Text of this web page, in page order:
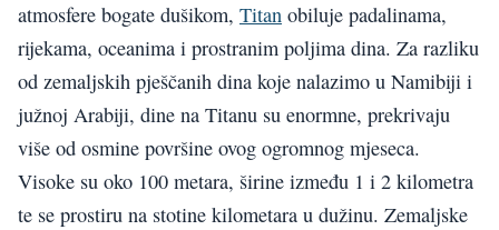
atmosfere bogate dušikom, Titan obiluje padalinama,
rijekama, oceanima i prostranim poljima dina. Za razliku
od zemaljskih pješčanih dina koje nalazimo u Namibiji i
južnoj Arabiji, dine na Titanu su enormne, prekrivaju
više od osmine površine ovog ogromnog mjeseca.
Visoke su oko 100 metara, širine između 1 i 2 kilometra
te se prostiru na stotine kilometara u dužinu. Zemaljske